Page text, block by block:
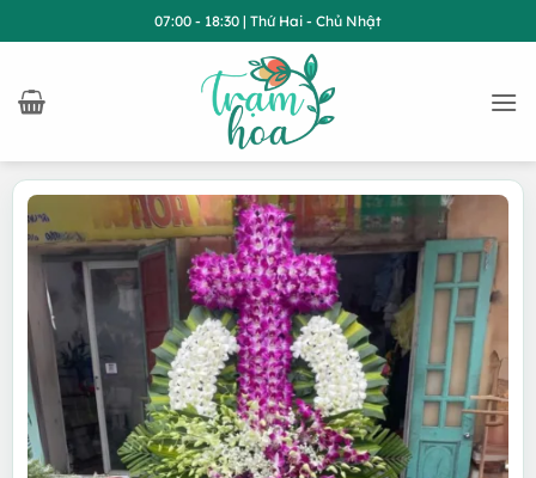
qua
dung
07:00 - 18:30 | Thứ Hai - Chủ Nhật